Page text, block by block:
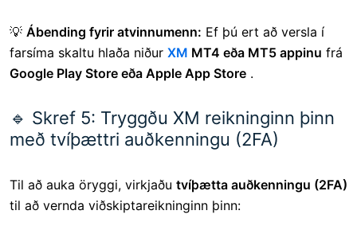
💡 Ábending fyrir atvinnumenn: Ef þú ert að versla í
farsíma skaltu hlaða niður XM MT4 eða MT5 appinu frá
Google Play Store eða Apple App Store .
🔹 Skref 5: Tryggðu XM reikninginn þinn
með tvíþættri auðkenningu (2FA)
Til að auka öryggi, virkjaðu tvíþætta auðkenningu (2FA)
til að vernda viðskiptareikninginn þinn: